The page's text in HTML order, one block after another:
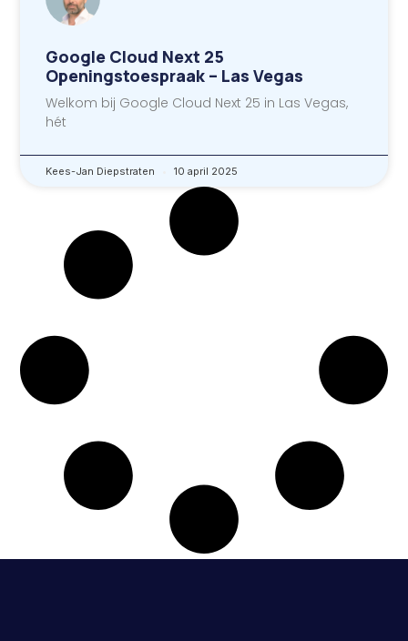
Google Cloud Next 25
Openingstoespraak – Las Vegas
Welkom bij Google Cloud Next 25 in Las Vegas,
hét
Kees-Jan Diepstraten 10 april 2025